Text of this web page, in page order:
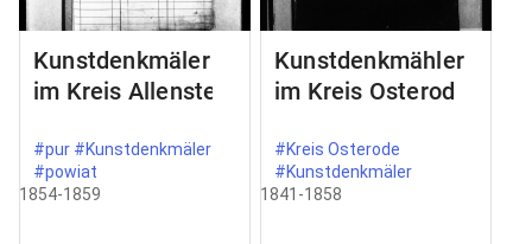
Kunstdenkmäler
im Kreis Allenstein
#pur #Kunstdenkmäler
#powiat
1854-1859
Kunstdenkmähler
im Kreis Osterode
#Kreis Osterode
#Kunstdenkmäler
1841-1858